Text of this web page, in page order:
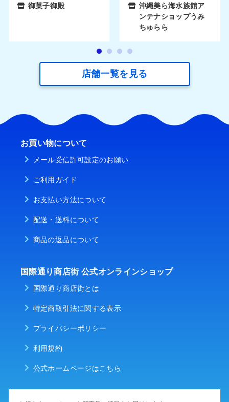
御菓子御殿
沖縄美ら海水族館ア
ンテナショップうみ
ちゅらら
店舗一覧を見る
お買い物について
メール受信許可設定のお願い
ご利用ガイド
お支払い方法について
配送・送料について
商品の返品について
国際通り商店街 公式オンラインショップ
国際通り商店街とは
特定商取引法に関する表示
プライバシーポリシー
利用規約
公式ホームページはこちら